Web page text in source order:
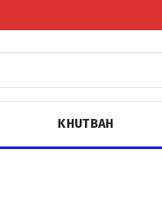
KHUTBAH